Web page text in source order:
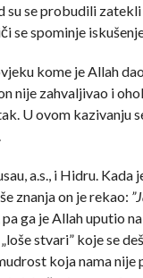
su se probudili
se spominje
kome je Allah
nije zahvaljivao i
U ovom kazivanju
a.s., i Hidru. Kada je
znanja on je rekao:
pa ga je Allah uputio
stvari” koje se
koja nama nije